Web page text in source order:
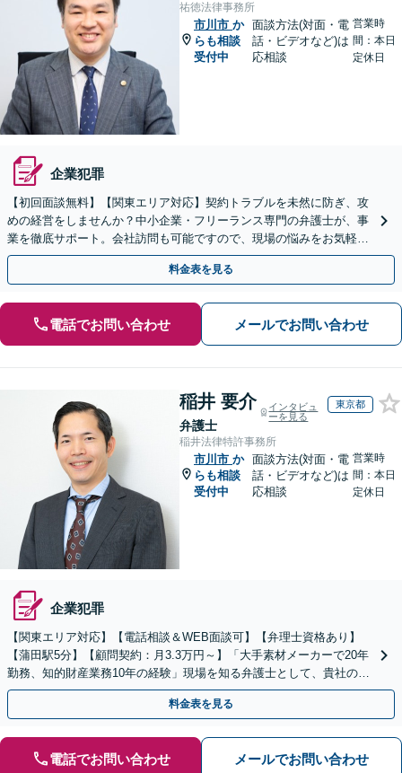
祐徳法律事務所
市川市 か
らも相談
受付中
面談方法(対面・電
話・ビデオなど)は
応相談
営業時
間：本日
定休日
企業犯罪
【初回面談無料】【関東エリア対応】契約トラブルを未然に防ぎ、攻
めの経営をしませんか？中小企業・フリーランス専門の弁護士が、事
業を徹底サポート。会社訪問も可能ですので、現場の悩みをお気軽に
ご相談ください。【夜間や休日相談も対応】
料金表を見る
電話でお問い合わせ メールでお問い合わせ
稲井 要介
弁護士
インタビュ
ーを見る
東京都
稲井法律特許事務所
市川市 か
らも相談
受付中
面談方法(対面・電
話・ビデオなど)は
応相談
営業時
間：本日
定休日
企業犯罪
【関東エリア対応】【電話相談＆WEB面談可】【弁理士資格あり】
【蒲田駅5分】【顧問契約：月3.3万円～】「大手素材メーカーで20年
勤務、知的財産業務10年の経験」現場を知る弁護士として、貴社のビ
ジネスを法的側面から力強く支えます。
料金表を見る
電話でお問い合わせ メールでお問い合わせ